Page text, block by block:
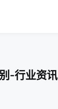
-行业资讯